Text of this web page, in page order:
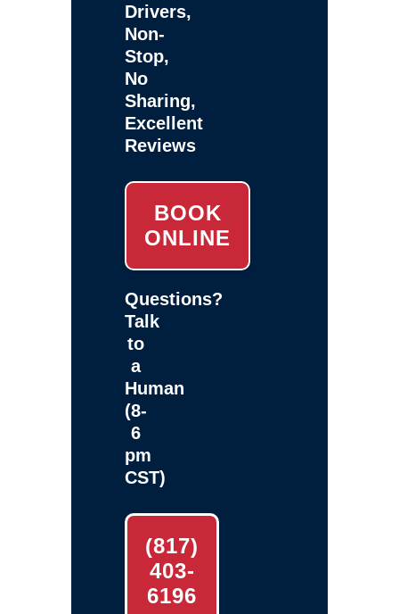
Drivers,
Non-
Stop,
No
Sharing,
Excellent
Reviews
BOOK
ONLINE
Questions?
Talk
to
a
Human
(8-
6
pm
CST)
(817)
403-
6196